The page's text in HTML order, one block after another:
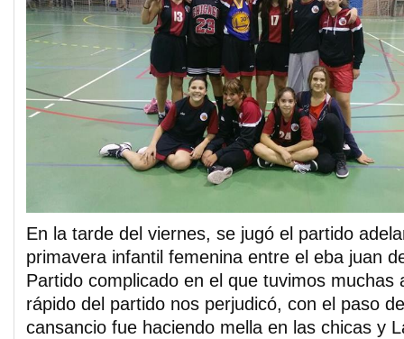
En la tarde del viernes, se jugó el partido
primavera infantil femenina entre el eba juan
Partido complicado en el que tuvimos muchas
rápido del partido nos perjudicó, con el paso
cansancio fue haciendo mella en las chicas y